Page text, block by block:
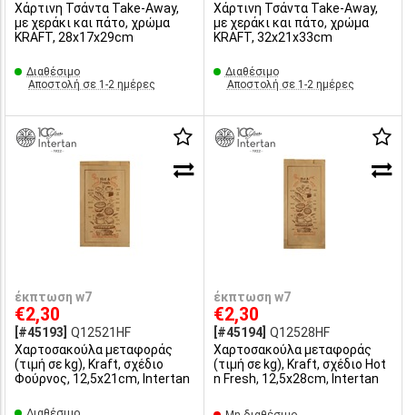
Χάρτινη Τσάντα Take-Away,
με χεράκι και πάτο, χρώμα
KRAFT, 28x17x29cm
Διαθέσιμο
Αποστολή σε 1-2 ημέρες
Χάρτινη Τσάντα Take-Away,
με χεράκι και πάτο, χρώμα
KRAFT, 32x21x33cm
Διαθέσιμο
Αποστολή σε 1-2 ημέρες
έκπτωση w7
€2,30
[#45193] Q12521HF
Χαρτοσακούλα μεταφοράς
(τιμή σε kg), Kraft, σχέδιο
Φούρνος, 12,5x21cm, Intertan
έκπτωση w7
€2,30
[#45194] Q12528HF
Χαρτοσακούλα μεταφοράς
(τιμή σε kg), Kraft, σχέδιο Hot
n Fresh, 12,5x28cm, Intertan